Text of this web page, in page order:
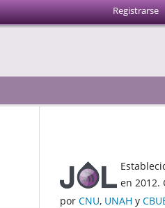
Registrarse
en 2012.
por CNU, UNAH y